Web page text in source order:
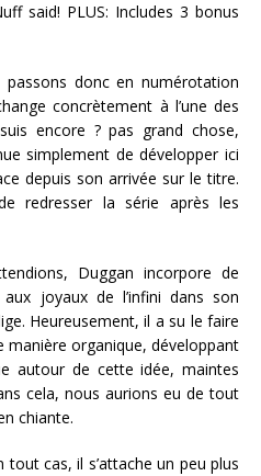
said! PLUS: Includes 3 bonus
donc en numérotation
concrètement à l’une des
encore ? pas grand chose,
simplement de développer ici
depuis son arrivée sur le titre.
redresser la série après les
Duggan incorpore de
joyaux de l’infini dans son
Heureusement, il a su le faire
manière organique, développant
autour de cette idée, maintes
cela, nous aurions eu de tout
chiante.
tout cas, il s’attache un peu plus